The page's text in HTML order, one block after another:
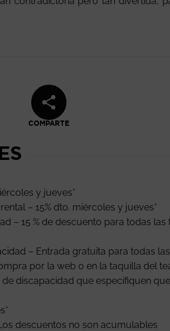
COMPARTE
y jueves*
– 15% dto. miércoles y jueves*
– 15 % de descuento para todas
– Entrada gratuita para todas
por la web o en la taquilla del
discapacidad que especifiquen
descuentos no son acumulables